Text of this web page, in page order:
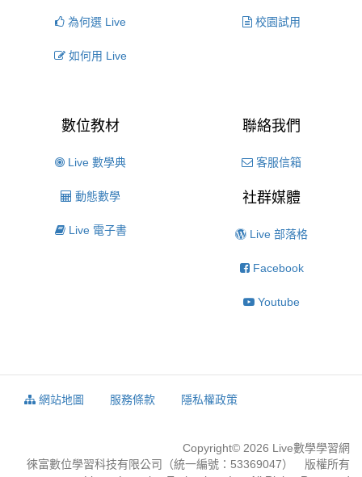
為何選 Live
如何用 Live
校園試用
數位教材
Live 數學典
動態數學
Live 電子書
聯絡我們
客服信箱
社群媒體
Live 部落格
Facebook
Youtube
網站地圖 服務條款 隱私權政策
Copyright© 2026 Live數學學習網
徠富數位學習科技有限公司（統一編號：53369047） 版權所有